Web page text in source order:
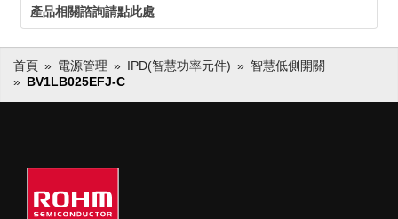
產品相關諮詢請點此處
首頁 電源管理 IPD(智慧功率元件)
智慧低側開關
BV1LB025EFJ-C